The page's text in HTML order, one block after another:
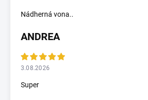
Nádherná vona..
ANDREA
3.08.2026
Super